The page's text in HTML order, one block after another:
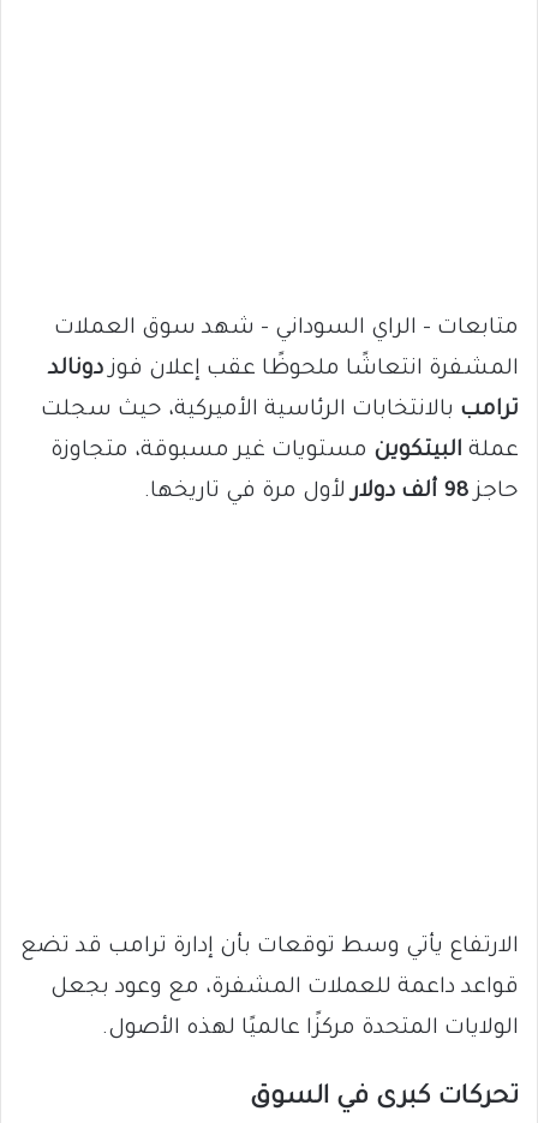
متابعات – الراي السوداني – شهد سوق العملات
المشفرة انتعاشًا ملحوظًا عقب إعلان فوزدونالد
ترامب بالانتخابات الرئاسية الأميركية، حيث سجلت
عملة البيتكوين مستويات غير مسبوقة، متجاوزة
حاجز98 ألف دولار لأول مرة في تاريخها.
الارتفاع يأتي وسط توقعات بأن إدارة ترامب قد تضع
قواعد داعمة للعملات المشفرة، مع وعود بجعل
الولايات المتحدة مركزًا عالميًا لهذه الأصول.
تحركات كبرى في السوق